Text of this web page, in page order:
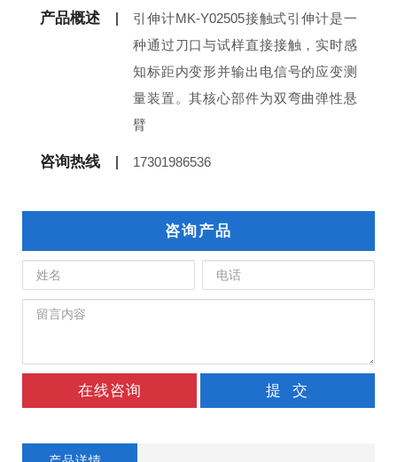
产品概述
引伸计MK-Y02505接触式引伸计是一
种通过刀口与试样直接接触，实时感
知标距内变形并输出电信号的应变测
量装置。其核心部件为双弯曲弹性悬
臂
咨询热线 17301986536
咨询产品
在线咨询 提 交